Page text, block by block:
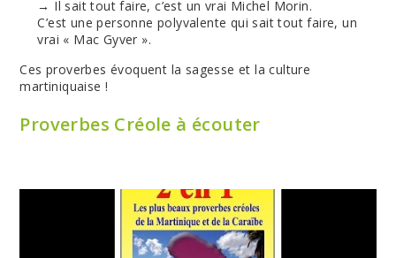
→ Il sait tout faire, c’est un vrai Michel Morin.
C’est une personne polyvalente qui sait tout faire, un
vrai « Mac Gyver ».
Ces proverbes évoquent la sagesse et la culture
martiniquaise !
Proverbes Créole à écouter